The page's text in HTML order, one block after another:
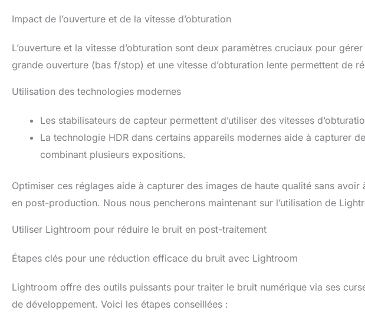
Impact de l’ouverture et de la vitesse d’obturation
L’ouverture et la vitesse d’obturation sont deux paramètres cruciaux pour
grande ouverture (bas f/stop) et une vitesse d’obturation lente permettent de
Utilisation des technologies modernes
Les stabilisateurs de capteur permettent d’utiliser des vitesses
La technologie HDR dans certains appareils modernes aide à capturer
combinant plusieurs expositions.
Optimiser ces réglages aide à capturer des images de haute qualité sans
en post-production. Nous nous pencherons maintenant sur l’utilisation de
Utiliser Lightroom pour réduire le bruit en post-traitement
Étapes clés pour une réduction efficace du bruit avec Lightroom
Lightroom offre des outils puissants pour traiter le bruit numérique via ses
de développement. Voici les étapes conseillées :